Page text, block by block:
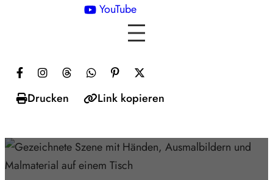
YouTube

Drucken Link kopieren